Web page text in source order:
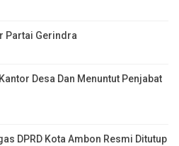
Partai Gerindra
Desa Dan Menuntut Penjabat
DPRD Kota Ambon Resmi Ditutup